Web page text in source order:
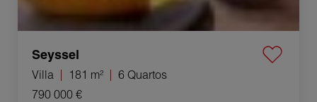
Seyssel
Villa 181 m²
6 Quartos
790 000 €